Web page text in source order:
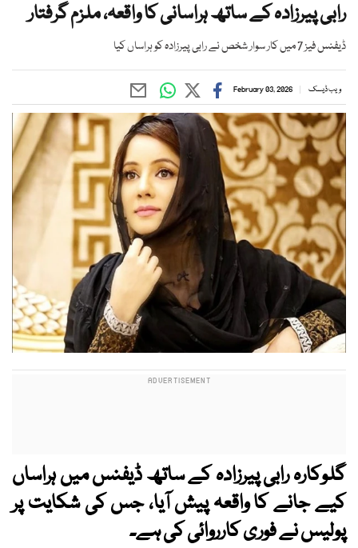
رابی پیرزادہ کے ساتھ ہراسانی کا واقعہ، ملزم گرفتار
ڈیفنس فیز 7 میں کار سوار شخص نے رابی پیرزادہ کو ہراساں کیا
ویب ڈیسک February 03, 2026
گلوکارہ رابی پیرزادہ کے ساتھ ڈیفنس میں ہراساں
کیے جانے کا واقعہ پیش آیا، جس کی شکایت پر
پولیس نے فوری کارروائی کی ہے۔